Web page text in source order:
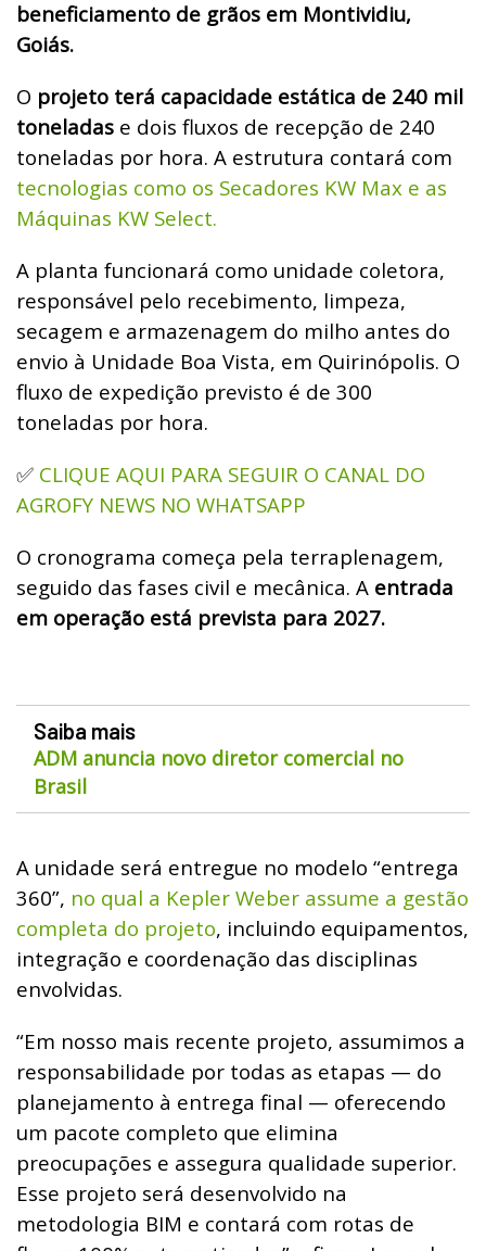
beneficiamento de grãos em Montividiu,
Goiás.
O projeto terá capacidade estática de 240 mil
toneladas e dois fluxos de recepção de 240
toneladas por hora. A estrutura contará com
tecnologias como os Secadores KW Max e as
Máquinas KW Select.
A planta funcionará como unidade coletora,
responsável pelo recebimento, limpeza,
secagem e armazenagem do milho antes do
envio à Unidade Boa Vista, em Quirinópolis. O
fluxo de expedição previsto é de 300
toneladas por hora.
✅ CLIQUE AQUI PARA SEGUIR O CANAL DO
AGROFY NEWS NO WHATSAPP
O cronograma começa pela terraplenagem,
seguido das fases civil e mecânica. A entrada
em operação está prevista para 2027.
Saiba mais
ADM anuncia novo diretor comercial no
Brasil
A unidade será entregue no modelo “entrega
360”, no qual a Kepler Weber assume a gestão
completa do projeto, incluindo equipamentos,
integração e coordenação das disciplinas
envolvidas.
“Em nosso mais recente projeto, assumimos a
responsabilidade por todas as etapas — do
planejamento à entrega final — oferecendo
um pacote completo que elimina
preocupações e assegura qualidade superior.
Esse projeto será desenvolvido na
metodologia BIM e contará com rotas de